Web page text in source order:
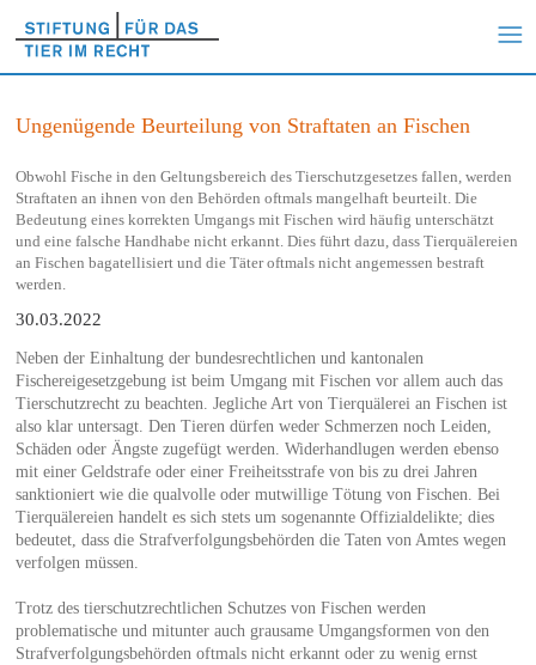
Ungenügende Beurteilung von Straftaten an Fischen
Obwohl Fische in den Geltungsbereich des Tierschutzgesetzes fallen, werden
Straftaten an ihnen von den Behörden oftmals mangelhaft beurteilt. Die
Bedeutung eines korrekten Umgangs mit Fischen wird häufig unterschätzt
und eine falsche Handhabe nicht erkannt. Dies führt dazu, dass Tierquälereien
an Fischen bagatellisiert und die Täter oftmals nicht angemessen bestraft
werden.
30.03.2022
Neben der Einhaltung der bundesrechtlichen und kantonalen
Fischereigesetzgebung ist beim Umgang mit Fischen vor allem auch das
Tierschutzrecht zu beachten. Jegliche Art von Tierquälerei an Fischen ist
also klar untersagt. Den Tieren dürfen weder Schmerzen noch Leiden,
Schäden oder Ängste zugefügt werden. Widerhandlugen werden ebenso
mit einer Geldstrafe oder einer Freiheitsstrafe von bis zu drei Jahren
sanktioniert wie die qualvolle oder mutwillige Tötung von Fischen. Bei
Tierquälereien handelt es sich stets um sogenannte Offizialdelikte; dies
bedeutet, dass die Strafverfolgungsbehörden die Taten von Amtes wegen
verfolgen müssen.
Trotz des tierschutzrechtlichen Schutzes von Fischen werden
problematische und mitunter auch grausame Umgangsformen von den
Strafverfolgungsbehörden oftmals nicht erkannt oder zu wenig ernst